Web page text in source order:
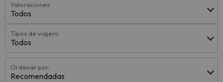
Valoraciones
Todos
Tipos de viajero
Todos
Ordenar por:
Recomendadas